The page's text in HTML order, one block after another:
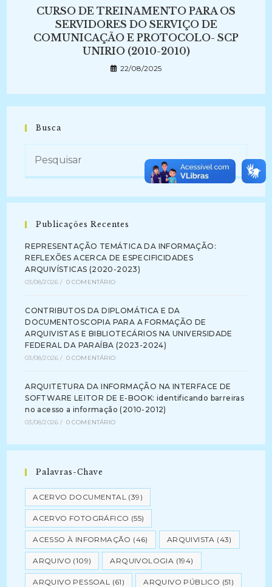
CURSO DE TREINAMENTO PARA OS
SERVIDORES DO SERVIÇO DE
COMUNICAÇÃO E PROTOCOLO- SCP
UNIRIO (2010-2010)
22/08/2025
Busca
Publicações Recentes
REPRESENTAÇÃO TEMÁTICA DA INFORMAÇÃO:
REFLEXÕES ACERCA DE ESPECIFICIDADES
ARQUIVÍSTICAS (2020-2023)
03/08/2026 / 0 COMENTÁRIO
CONTRIBUTOS DA DIPLOMÁTICA E DA
DOCUMENTOSCOPIA PARA A FORMAÇÃO DE
ARQUIVISTAS E BIBLIOTECÁRIOS NA UNIVERSIDADE
FEDERAL DA PARAÍBA (2023-2024)
03/08/2026 / 0 COMENTÁRIO
ARQUITETURA DA INFORMAÇÃO NA INTERFACE DE
SOFTWARE LEITOR DE E-BOOK: identificando barreiras
no acesso a informação (2010-2012)
03/08/2026 / 0 COMENTÁRIO
Palavras-Chave
ACERVO DOCUMENTAL (39)
ACERVO FOTOGRÁFICO (55)
ACESSO À INFORMAÇÃO (46) ARQUIVISTA (43)
ARQUIVO (109) ARQUIVOLOGIA (194)
ARQUIVO PESSOAL (61) ARQUIVO PÚBLICO (51)